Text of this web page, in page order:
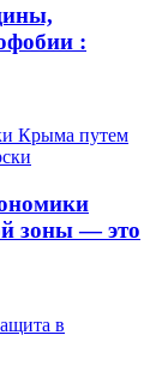
:
зоны — это